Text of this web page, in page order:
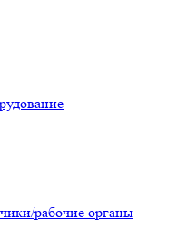
рабочие органы